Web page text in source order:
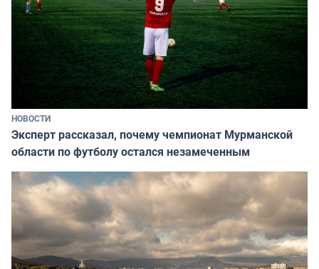
НОВОСТИ
Эксперт рассказал, почему чемпионат Мурманской
области по футболу остался незамеченным